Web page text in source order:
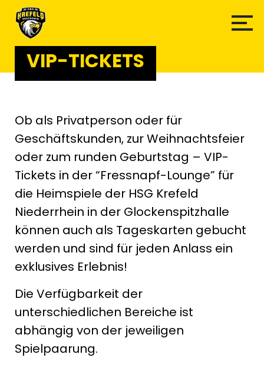
VIP-TICKETS
Ob als Privatperson oder für
Geschäftskunden, zur Weihnachtsfeier
oder zum runden Geburtstag – VIP-
Tickets in der “Fressnapf-Lounge” für
die Heimspiele der HSG Krefeld
Niederrhein in der Glockenspitzhalle
können auch als Tageskarten gebucht
werden und sind für jeden Anlass ein
exklusives Erlebnis!
Die Verfügbarkeit der
unterschiedlichen Bereiche ist
abhängig von der jeweiligen
Spielpaarung.